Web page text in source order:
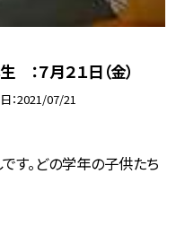
７月２１日（金）
2021/07/21
す。どの学年の子供たち